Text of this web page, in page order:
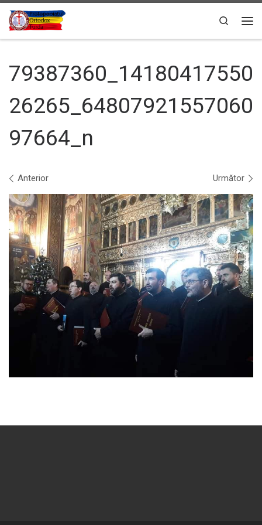
Sari la conținut
Search
79387360_14180417550
26265_64807921557060
97664_n
Navigare în imagini
Anterior Următor